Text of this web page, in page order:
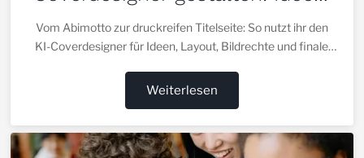
Regeln und Drucktipps
Vom Abimotto zur druckreifen Titelseite: So nutzt ihr den
KI-Coverdesigner für Ideen, Layout, Bildrechte und finale
Weiterlesen